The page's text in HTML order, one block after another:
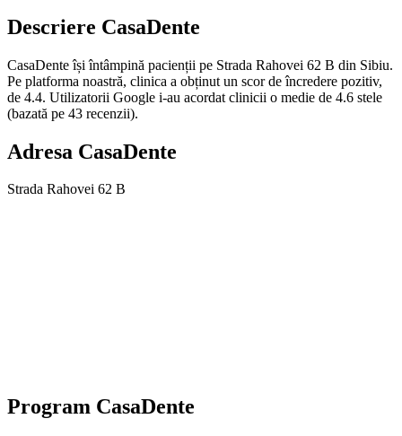
Descriere CasaDente
CasaDente își întâmpină pacienții pe Strada Rahovei 62 B din Sibiu.
Pe platforma noastră, clinica a obținut un scor de încredere pozitiv,
de 4.4. Utilizatorii Google i-au acordat clinicii o medie de 4.6 stele
(bazată pe 43 recenzii).
Adresa CasaDente
Strada Rahovei 62 B
Program CasaDente